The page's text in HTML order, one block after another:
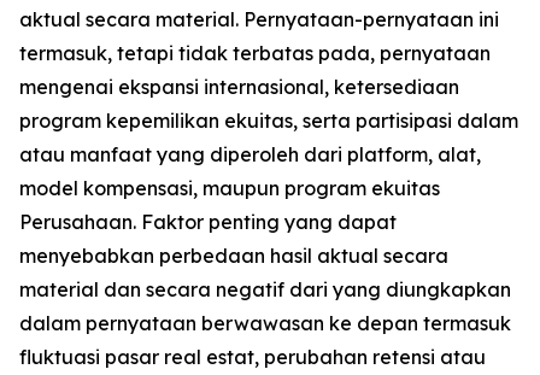
aktual secara material. Pernyataan-pernyataan ini
termasuk, tetapi tidak terbatas pada, pernyataan
mengenai ekspansi internasional, ketersediaan
program kepemilikan ekuitas, serta partisipasi dalam
atau manfaat yang diperoleh dari platform, alat,
model kompensasi, maupun program ekuitas
Perusahaan. Faktor penting yang dapat
menyebabkan perbedaan hasil aktual secara
material dan secara negatif dari yang diungkapkan
dalam pernyataan berwawasan ke depan termasuk
fluktuasi pasar real estat, perubahan retensi atau